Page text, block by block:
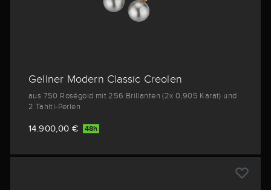
Gellner Modern Classic Creolen
aus 750 Roségold mit 256 Brillanten (2x 0,905 Karat) und
2 Tahiti-Perlen
14.900,00 € 48h